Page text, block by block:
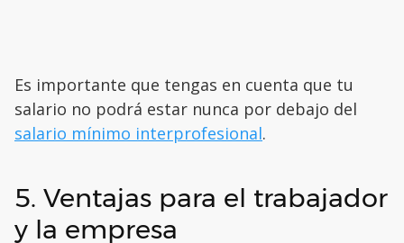
Es importante que tengas en cuenta que tu
salario no podrá estar nunca por debajo del
salario mínimo interprofesional.
5. Ventajas para el trabajador
y la empresa